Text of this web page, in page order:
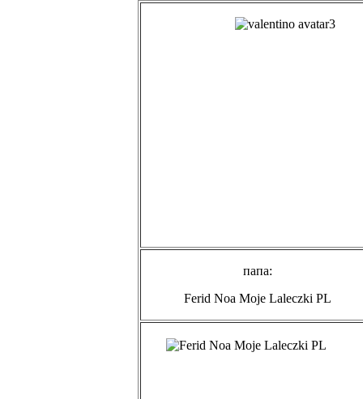
папа:
Ferid Noa Moje Laleczki PL